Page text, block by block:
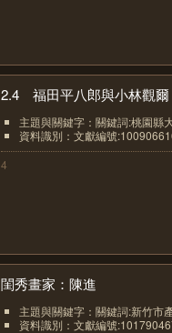
2.4 福田平八郎與小林觀爾
主題與關鍵字：關鍵詞:桃園縣
資料識別：文獻編號
4
閨秀畫家：陳進
主題與關鍵字：關鍵詞:新竹市
資料識別：文獻編號